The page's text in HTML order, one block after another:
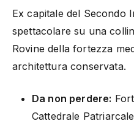
Ex capitale del Secondo
spettacolare su una
Rovine della fortezza
architettura conservata.
Da non perdere:
Cattedrale